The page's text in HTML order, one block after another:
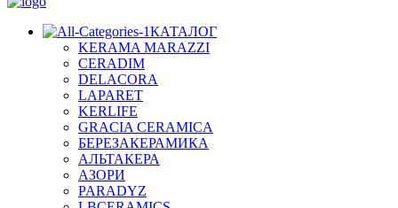
КАТАЛОГ
KERAMA MARAZZI
CERADIM
DELACORA
LAPARET
KERLIFE
GRACIA CERAMICA
БЕРЕЗАКЕРАМИКА
АЛЬТАКЕРА
АЗОРИ
PARADYZ